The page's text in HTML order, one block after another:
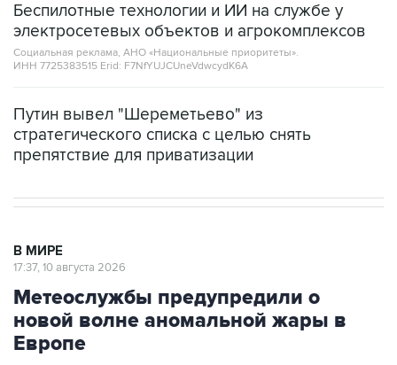
Беспилотные технологии и ИИ на службе у
электросетевых объектов и агрокомплексов
Социальная реклама, АНО «Национальные приоритеты».
ИНН 7725383515 Erid: F7NfYUJCUneVdwcydK6A
Путин вывел "Шереметьево" из
стратегического списка с целью снять
препятствие для приватизации
В МИРЕ
17:37, 10 августа 2026
Метеослужбы предупредили о
новой волне аномальной жары в
Европе